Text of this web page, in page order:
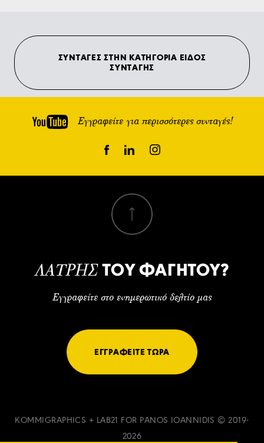
ΣΥΝΤΑΓΕΣ ΣΤΗΝ ΚΑΤΗΓΟΡΙΑ ΕΙΔΟΣ
ΣΥΝΤΑΓΗΣ
Εγγραφείτε για περισσότερες συνταγές!
ΛΑΤΡΗΣΤΟΥ ΦΑΓΗΤΟΥ?
Εγγραφείτε στο ενημερωτικό δελτίο μας
ΕΓΓΡΑΦΕΙΤΕ ΤΩΡΑ
KOMMIGRAPHICS + LAB21 FOR PANOS IOANNIDIS © 2019-
2026